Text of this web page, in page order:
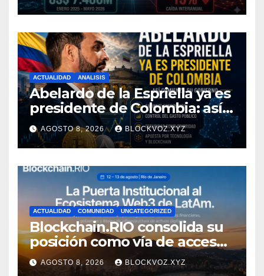
ACTUALIDAD ANALISIS
Abelardo de la Espriella ya es
presidente de Colombia: así
comienza su gobierno y qué
puede cambiar para la
economía y el sector cripto
AGOSTO 8, 2026 BLOCKVOZ.XYZ
ACTUALIDAD COMUNIDAD UNCATEGORIZED
Blockchain.RIO consolida su
posición como vía de acceso
institucional a la
infraestructura financiera
AGOSTO 8, 2026 BLOCKVOZ.XYZ